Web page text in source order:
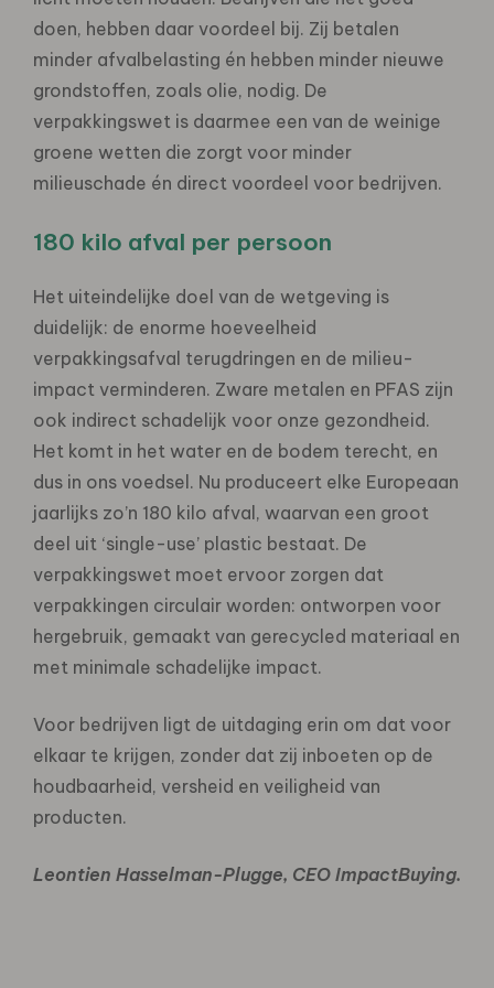
doen, hebben daar voordeel bij. Zij betalen
minder afvalbelasting én hebben minder nieuwe
grondstoffen, zoals olie, nodig. De
verpakkingswet is daarmee een van de weinige
groene wetten die zorgt voor minder
milieuschade én direct voordeel voor bedrijven.
180 kilo afval per persoon
Het uiteindelijke doel van de wetgeving is
duidelijk: de enorme hoeveelheid
verpakkingsafval terugdringen en de milieu-
impact verminderen. Zware metalen en PFAS zijn
ook indirect schadelijk voor onze gezondheid.
Het komt in het water en de bodem terecht, en
dus in ons voedsel. Nu produceert elke Europeaan
jaarlijks zo’n 180 kilo afval, waarvan een groot
deel uit ‘single-use’ plastic bestaat. De
verpakkingswet moet ervoor zorgen dat
verpakkingen circulair worden: ontworpen voor
hergebruik, gemaakt van gerecycled materiaal en
met minimale schadelijke impact.
Voor bedrijven ligt de uitdaging erin om dat voor
elkaar te krijgen, zonder dat zij inboeten op de
houdbaarheid, versheid en veiligheid van
producten.
Leontien Hasselman-Plugge, CEO ImpactBuying.